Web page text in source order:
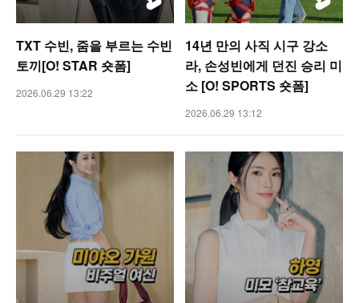
TXT 수빈, 줌을 부르는 수빈
토끼[O! STAR 숏폼]
2026.06.29 13:22
14년 만의 사직 시구 강소
라, 손성빈에게 던진 승리 미
소 [O! SPORTS 숏폼]
2026.06.29 13:12